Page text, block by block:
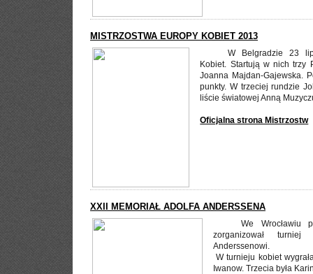
MISTRZOSTWA EUROPY KOBIET 2013
W Belgradzie 23
Kobiet. Startują w nich trzy
Joanna Majdan-Gajewska.
punkty. W trzeciej rundzie
liście światowej Anną
Oficjalna strona Mistrzostw
XXII MEMORIAŁ ADOLFA ANDERSSENA
We Wrocławiu
zorganizował
Anderssenowi.
W turnieju kobiet
Iwanow. Trzecia była